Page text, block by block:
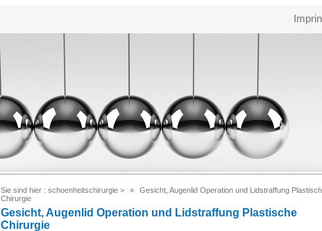
Sie sind hier : schoenheitschirurgie >
Gesicht, Augenlid Operation und Lidstraffung
Chirurgie
Gesicht, Augenlid Operation und Lidstraffung Plastische
Chirurgie